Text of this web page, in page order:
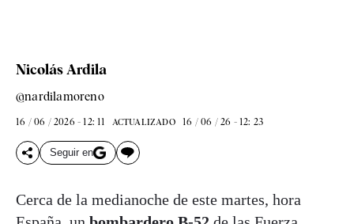
Nicolás Ardila
@nardilamoreno
16 / 06 / 2026 - 12: 11 ACTUALIZADO 16 / 06 / 26 - 12: 23
Seguir en
Cerca de la medianoche de este martes, hora